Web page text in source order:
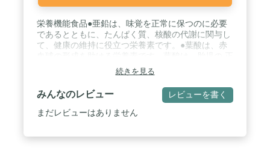
栄養機能食品●亜鉛は、味覚を正常に保つのに必要
であるとともに、たんぱく質、核酸の代謝に関与し
て、健康の維持に役立つ栄養素です。●葉酸は、赤
常な発育に寄与する栄養素です。●亜鉛、ビオチ
ン、パントテン酸は皮膚や粘膜の健康維持を助ける
栄養素です。 / 栄養成分表示3粒(900mg)あたり：熱
量 3.42kcal たんぱく質 0.58g 脂質 0.013g 炭水
化物 0.245g 食塩相当量 0.001g 亜鉛 9mg 葉酸
続きを見る
みんなのレビュー レビューを書く
まだレビューはありません